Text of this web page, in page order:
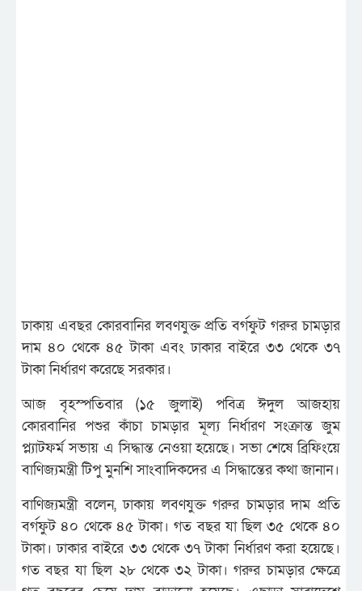
ঢাকায় এবছর কোরবানির লবণযুক্ত প্রতি বর্গফুট গরুর চামড়ার
দাম ৪০ থেকে ৪৫ টাকা এবং ঢাকার বাইরে ৩৩ থেকে ৩৭
টাকা নির্ধারণ করেছে সরকার।
আজ বৃহস্পতিবার (১৫ জুলাই) পবিত্র ঈদুল আজহায়
কোরবানির পশুর কাঁচা চামড়ার মূল্য নির্ধারণ সংক্রান্ত জুম
প্ল্যাটফর্ম সভায় এ সিদ্ধান্ত নেওয়া হয়েছে। সভা শেষে ব্রিফিংয়ে
বাণিজ্যমন্ত্রী টিপু মুনশি সাংবাদিকদের এ সিদ্ধান্তের কথা জানান।
বাণিজ্যমন্ত্রী বলেন, ঢাকায় লবণযুক্ত গরুর চামড়ার দাম প্রতি
বর্গফুট ৪০ থেকে ৪৫ টাকা। গত বছর যা ছিল ৩৫ থেকে ৪০
টাকা। ঢাকার বাইরে ৩৩ থেকে ৩৭ টাকা নির্ধারণ করা হয়েছে।
গত বছর যা ছিল ২৮ থেকে ৩২ টাকা। গরুর চামড়ার ক্ষেত্রে